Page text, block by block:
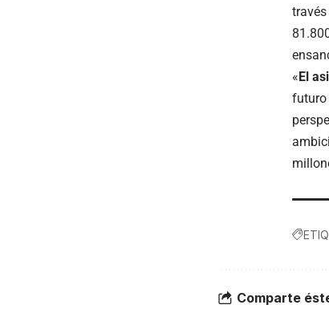
«El
futuro
Comparte